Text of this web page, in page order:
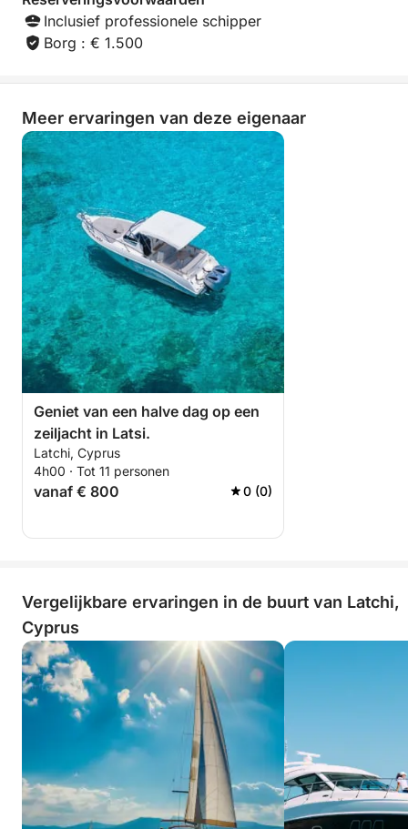
Inclusief professionele schipper
Borg : € 1.500
Meer ervaringen van deze eigenaar
Geniet van een halve dag op een
zeiljacht in Latsi.
Latchi, Cyprus
4h00 · Tot 11 personen
vanaf € 800 0 (0)
Vergelijkbare ervaringen in de buurt van Latchi,
Cyprus